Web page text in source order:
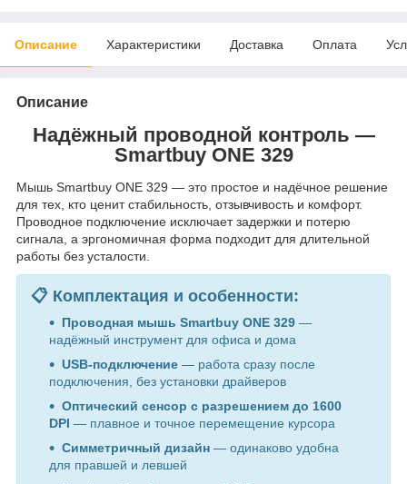
Описание Характеристики Доставка Оплата
Описание
Надёжный проводной контроль —
Smartbuy ONE 329
Мышь Smartbuy ONE 329 — это простое и надёчное решение
для тех, кто ценит стабильность, отзывчивость и комфорт.
Проводное подключение исключает задержки и потерю
сигнала, а эргономичная форма подходит для длительной
работы без усталости.
📋 Комплектация и особенности:
Проводная мышь Smartbuy ONE 329 —
надёжный инструмент для офиса и дома
USB-подключение — работа сразу после
подключения, без установки драйверов
Оптический сенсор с разрешением до 1600
DPI — плавное и точное перемещение курсора
Симметричный дизайн — одинаково удобна
для правшей и левшей